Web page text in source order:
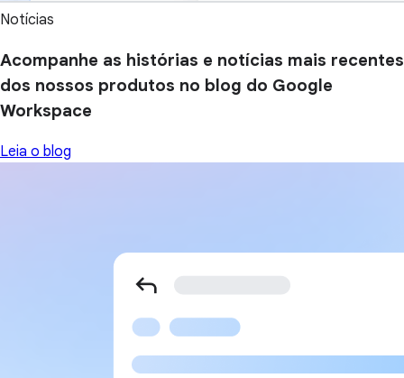
Notícias
Acompanhe as histórias e notícias mais recentes
dos nossos produtos no blog do Google
Workspace
Leia o blog